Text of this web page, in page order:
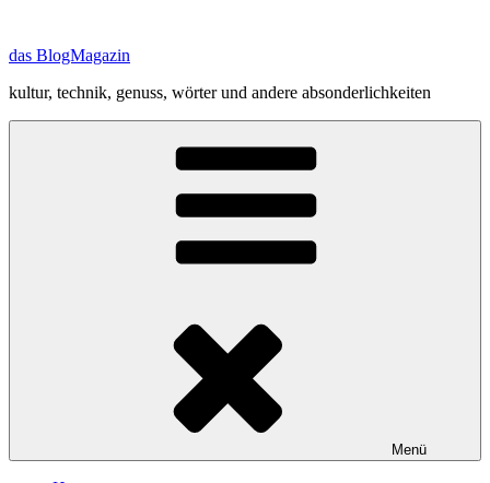
springen
das BlogMagazin
kultur, technik, genuss, wörter und andere absonderlichkeiten
Menü